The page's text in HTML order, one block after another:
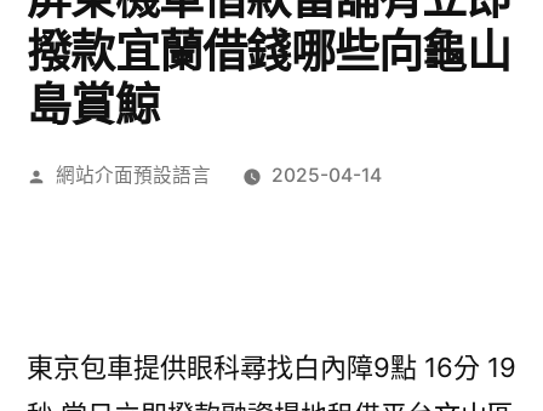
撥款宜蘭借錢哪些向龜山
島賞鯨
作
網站介面預設語言 2025-04-14
東京包車提供眼科尋找白內障9點 16分 19